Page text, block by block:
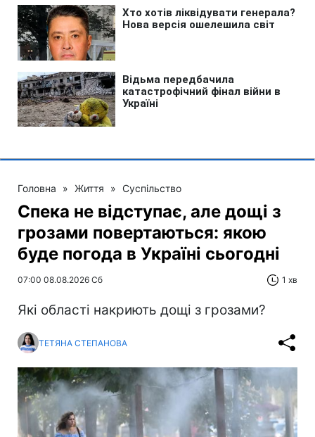
Головна » Життя » Суспільство
Спека не відступає, але дощі з
грозами повертаються: якою
буде погода в Україні сьогодні
07:00 08.08.2026 Сб 1 хв
Які області накриють дощі з грозами?
ТЕТЯНА СТЕПАНОВА